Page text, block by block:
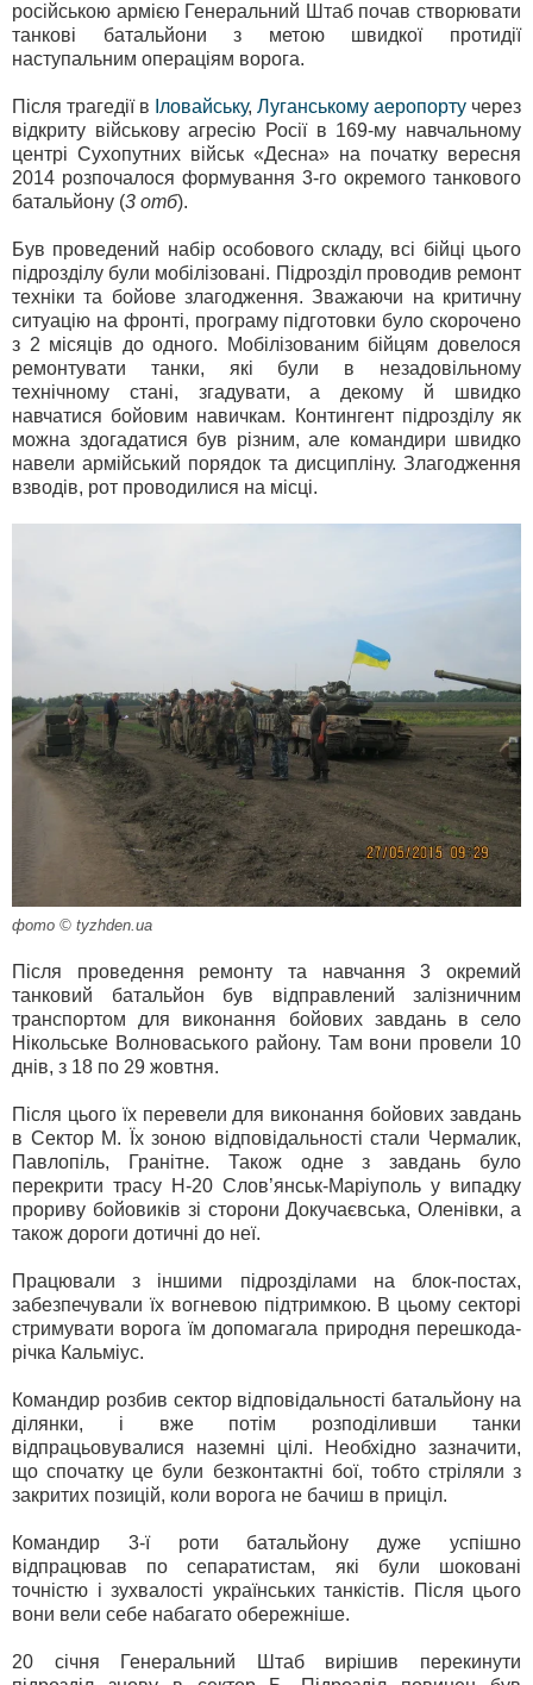
російською армією Генеральний Штаб почав створювати
танкові батальйони з метою швидкої протидії
наступальним операціям ворога.
Після трагедії в Іловайську, Луганському аеропорту через
відкриту військову агресію Росії в 169-му навчальному
центрі Сухопутних військ «Десна» на початку вересня
2014 розпочалося формування 3-го окремого танкового
батальйону (3 отб).
Був проведений набір особового складу, всі бійці цього
підрозділу були мобілізовані. Підрозділ проводив ремонт
техніки та бойове злагодження. Зважаючи на критичну
ситуацію на фронті, програму підготовки було скорочено
з 2 місяців до одного. Мобілізованим бійцям довелося
ремонтувати танки, які були в незадовільному
технічному стані, згадувати, а декому й швидко
навчатися бойовим навичкам. Контингент підрозділу як
можна здогадатися був різним, але командири швидко
навели армійський порядок та дисципліну. Злагодження
взводів, рот проводилися на місці.
фото © tyzhden.ua
Після проведення ремонту та навчання 3 окремий
танковий батальйон був відправлений залізничним
транспортом для виконання бойових завдань в село
Нікольське Волноваського району. Там вони провели 10
днів, з 18 по 29 жовтня.
Після цього їх перевели для виконання бойових завдань
в Сектор М. Їх зоною відповідальності стали Чермалик,
Павлопіль, Гранітне. Також одне з завдань було
перекрити трасу Н-20 Слов’янськ-Маріуполь у випадку
прориву бойовиків зі сторони Докучаєвська, Оленівки, а
також дороги дотичні до неї.
Працювали з іншими підрозділами на блок-постах,
забезпечували їх вогневою підтримкою. В цьому секторі
стримувати ворога їм допомагала природня перешкода-
річка Кальміус.
Командир розбив сектор відповідальності батальйону на
ділянки, і вже потім розподіливши танки
відпрацьовувалися наземні цілі. Необхідно зазначити,
що спочатку це були безконтактні бої, тобто стріляли з
закритих позицій, коли ворога не бачиш в приціл.
Командир 3-ї роти батальйону дуже успішно
відпрацював по сепаратистам, які були шоковані
точністю і зухвалості українських танкістів. Після цього
вони вели себе набагато обережніше.
20 січня Генеральний Штаб вирішив перекинути